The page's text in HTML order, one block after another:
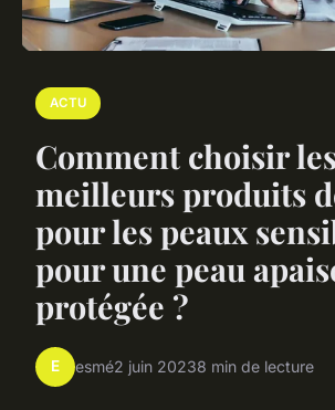
ACTU
Comment choisir
meilleurs produits
pour les peaux
pour une peau
protégée ?
E esmé2 juin 20238 min de lecture